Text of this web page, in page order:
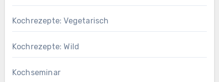
Kochrezepte: Vegetarisch
Kochrezepte: Wild
Kochseminar